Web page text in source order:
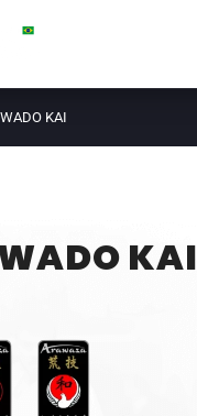
KAI
WADO KAI